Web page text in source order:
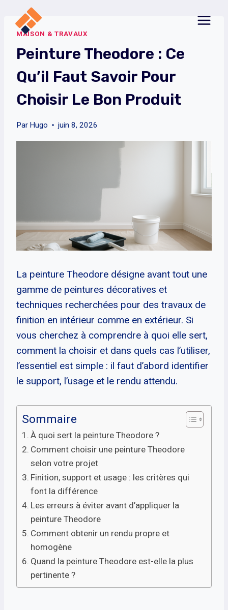
contenuMAISON & TRAVAUX
Peinture Theodore : Ce
Qu’il Faut Savoir Pour
Choisir Le Bon Produit
Par Hugo juin 8, 2026
La peinture Theodore désigne avant tout une
gamme de peintures décoratives et
techniques recherchées pour des travaux de
finition en intérieur comme en extérieur. Si
vous cherchez à comprendre à quoi elle sert,
comment la choisir et dans quels cas l’utiliser,
l’essentiel est simple : il faut d’abord identifier
le support, l’usage et le rendu attendu.
Sommaire
À quoi sert la peinture Theodore ?
Comment choisir une peinture Theodore
selon votre projet
Finition, support et usage : les critères qui
font la différence
Les erreurs à éviter avant d’appliquer la
peinture Theodore
Comment obtenir un rendu propre et
homogène
Quand la peinture Theodore est-elle la plus
pertinente ?